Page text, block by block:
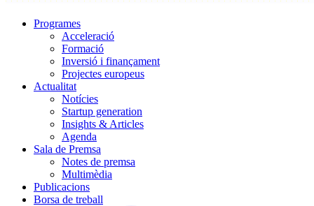
Programes
Acceleració
Formació
Inversió i finançament
Projectes europeus
Actualitat
Notícies
Startup generation
Insights & Articles
Agenda
Sala de Premsa
Notes de premsa
Multimèdia
Publicacions
Borsa de treball